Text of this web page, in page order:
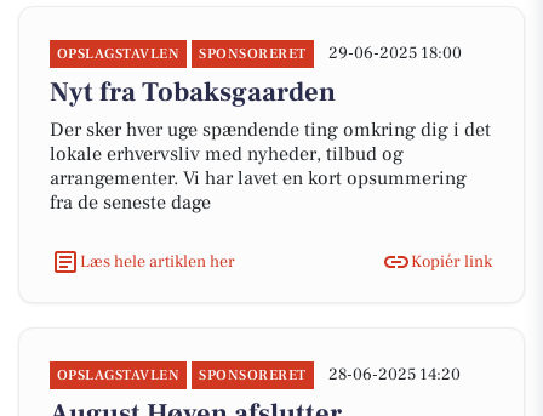
OPSLAGSTAVLEN SPONSORERET 29-06-2025 18:00
Nyt fra Tobaksgaarden
Der sker hver uge spændende ting omkring dig i det
lokale erhvervsliv med nyheder, tilbud og
arrangementer. Vi har lavet en kort opsummering
fra de seneste dage
Læs hele artiklen her Kopiér link
OPSLAGSTAVLEN SPONSORERET 28-06-2025 14:20